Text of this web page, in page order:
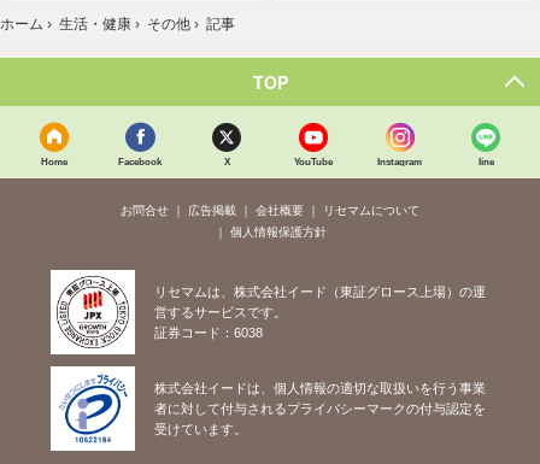
ホーム › 生活・健康 › その他 › 記事
TOP
Home Facebook X YouTube Instagram line
お問合せ 広告掲載 会社概要
リセマムについて
個人情報保護方針
リセマムは、株式会社イード（東証グロース上場）の運
営するサービスです。
証券コード：6038
株式会社イードは、個人情報の適切な取扱いを行う事業
者に対して付与されるプライバシーマークの付与認定を
受けています。